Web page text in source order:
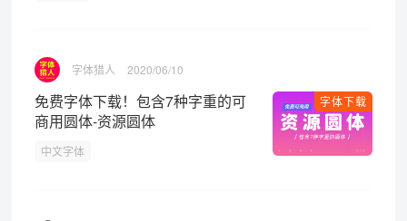
字体猎人 2020/06/10
字体下载
免费字体下载！包含7种字重的可
商用圆体-资源圆体
中文字体